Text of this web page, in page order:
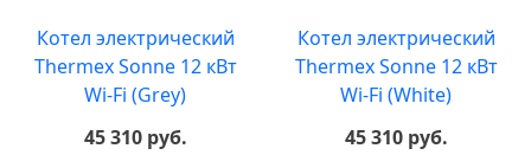
Котел электрический
Thermex Sonne 12 кВт
Wi-Fi (Grey)
45 310 руб.
Котел электрический
Thermex Sonne 12 кВт
Wi-Fi (White)
45 310 руб.